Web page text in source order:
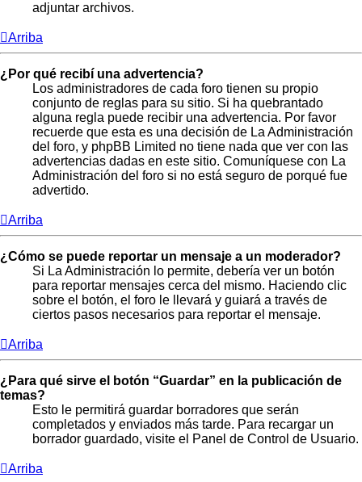
adjuntar archivos.
Arriba
¿Por qué recibí una advertencia?
Los administradores de cada foro tienen su propio
conjunto de reglas para su sitio. Si ha quebrantado
alguna regla puede recibir una advertencia. Por favor
recuerde que esta es una decisión de La Administración
del foro, y phpBB Limited no tiene nada que ver con las
advertencias dadas en este sitio. Comuníquese con La
Administración del foro si no está seguro de porqué fue
advertido.
Arriba
¿Cómo se puede reportar un mensaje a un moderador?
Si La Administración lo permite, debería ver un botón
para reportar mensajes cerca del mismo. Haciendo clic
sobre el botón, el foro le llevará y guiará a través de
ciertos pasos necesarios para reportar el mensaje.
Arriba
¿Para qué sirve el botón “Guardar” en la publicación de
temas?
Esto le permitirá guardar borradores que serán
completados y enviados más tarde. Para recargar un
borrador guardado, visite el Panel de Control de Usuario.
Arriba